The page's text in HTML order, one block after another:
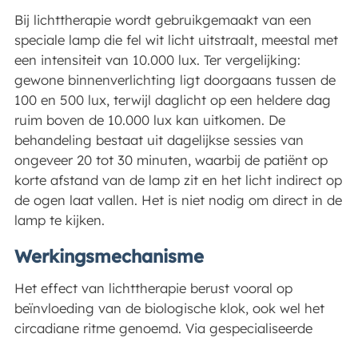
Bij lichttherapie wordt gebruikgemaakt van een
speciale lamp die fel wit licht uitstraalt, meestal met
een intensiteit van 10.000 lux. Ter vergelijking:
gewone binnenverlichting ligt doorgaans tussen de
100 en 500 lux, terwijl daglicht op een heldere dag
ruim boven de 10.000 lux kan uitkomen. De
behandeling bestaat uit dagelijkse sessies van
ongeveer 20 tot 30 minuten, waarbij de patiënt op
korte afstand van de lamp zit en het licht indirect op
de ogen laat vallen. Het is niet nodig om direct in de
lamp te kijken.
Werkingsmechanisme
Het effect van lichttherapie berust vooral op
beïnvloeding van de biologische klok, ook wel het
circadiane ritme genoemd. Via gespecialiseerde